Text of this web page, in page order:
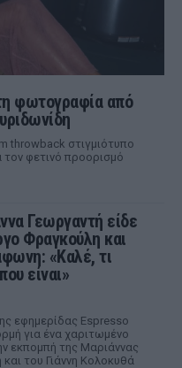
φωτογραφία από
throwback στιγμιότυπο
φετινό προορισμό
Γεωργαντή είδε
Φραγκούλη και
«Καλέ, τι
είναι»
εφημερίδας Espresso
για ένα χαριτωμένο
εκπομπή της Μαριάννας
του Γιάννη Κολοκυθά